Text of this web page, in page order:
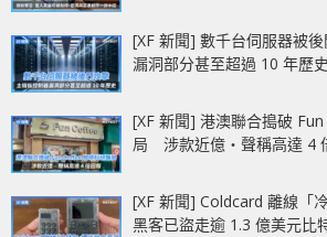
[XF 新聞] 數千台伺服器被
漏洞部分甚至超過 10 年歷史
[XF 新聞] 港澳聯合搗破
局 涉款近億‧聲稱高達 4
[XF 新聞] Coldcard 離線「
黑客已盜走逾 1.3 億美元比